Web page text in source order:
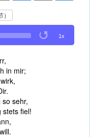
1x
in mir;
sehr,
fiel!